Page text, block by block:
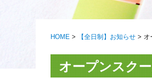
HOME > 【全日制】お知らせ > オ
オープンスク